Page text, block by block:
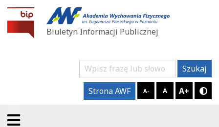
BIP AWF Poznań
Biuletyn Informacji Publicznej
Szukaj Szukaj
Strona AWF A- A A+